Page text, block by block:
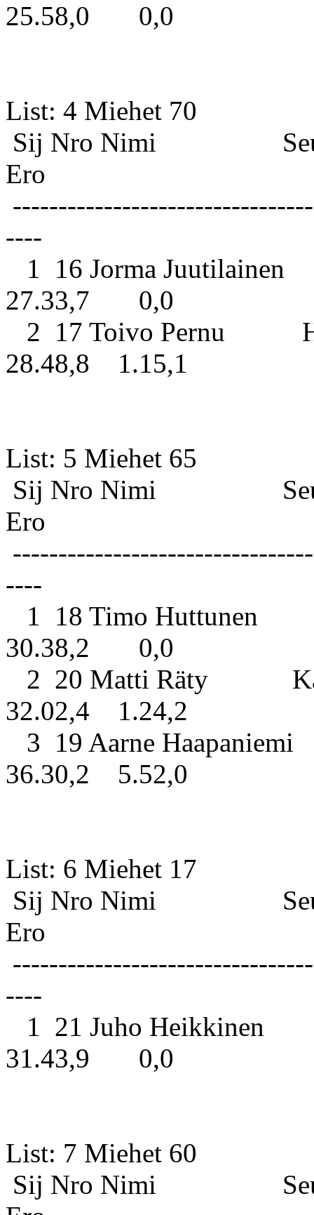
25.58,0 0,0
List: 4
Sij Nro Nimi
Ero
----
1 16 Jorma Juutilainen
27.33,7 0,0
2 17 Toivo Pernu
28.48,8 1.15,1
List: 5
Sij Nro Nimi
Ero
----
1 18 Timo Huttunen
30.38,2 0,0
2 20 Matti Räty
32.02,4 1.24,2
3 19 Aarne
36.30,2 5.52,0
List: 6
Sij Nro Nimi
Ero
----
1 21 Juho
31.43,9 0,0
List: 7
Sij Nro Nimi